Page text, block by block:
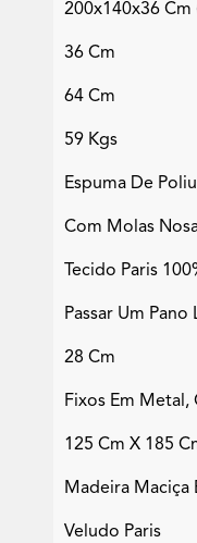
200x140x36
36 Cm
64 Cm
59 Kgs
Espuma De
Com Molas
Tecido Paris
Passar Um
28 Cm
Fixos Em Metal,
125 Cm X 185
Madeira Maciça
Veludo Paris